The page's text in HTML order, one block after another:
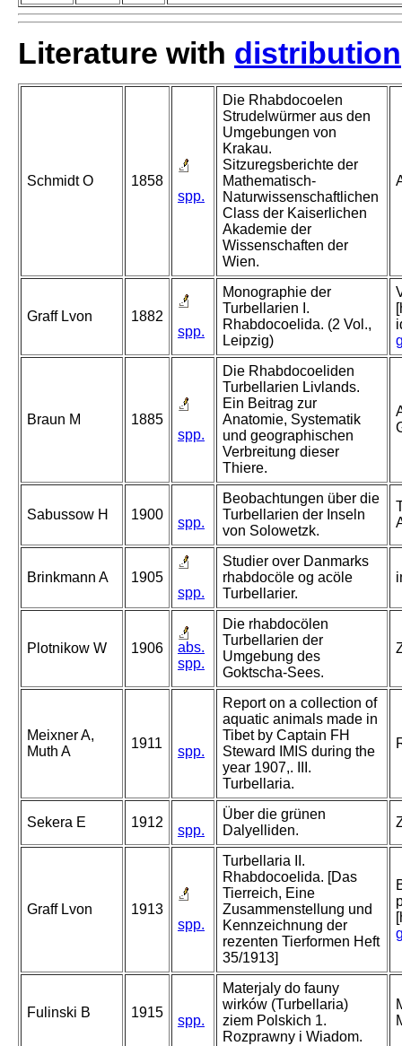
Literature with distribution
Schmidt O
1858
spp.
Die Rhabdocoelen
Strudelwürmer aus den
Umgebungen von
Krakau.
Sitzuregsberichte der
Mathematisch-
Naturwissenschaftlichen
Class der Kaiserlichen
Akademie der
Wissenschaften der
Wien.
Graff Lvon
1882
spp.
Monographie der
Turbellarien I.
Rhabdocoelida. (2 Vol.,
Leipzig)
Braun M
1885
spp.
Die Rhabdocoeliden
Turbellarien Livlands.
Ein Beitrag zur
Anatomie, Systematik
und geographischen
Verbreitung dieser
Thiere.
Sabussow H 1900
spp.
Beobachtungen über die
Turbellarien der Inseln
von Solowetzk.
Brinkmann A
1905
spp.
Studier over Danmarks
rhabdocöle og acöle
Turbellarier.
Plotnikow W 1906
abs.
spp.
Die rhabdocölen
Turbellarien der
Umgebung des
Goktscha-Sees.
Meixner A,
Muth A
1911
spp.
Report on a collection of
aquatic animals made in
Tibet by Captain FH
Steward IMIS during the
year 1907,. III.
Turbellaria.
Sekera E 1912
spp.
Über die grünen
Dalyelliden.
Graff Lvon
1913
spp.
Turbellaria II.
Rhabdocoelida. [Das
Tierreich, Eine
Zusammenstellung und
Kennzeichnung der
rezenten Tierformen Heft
35/1913]
Fulinski B 1915
spp.
Materjaly do fauny
wirków (Turbellaria)
ziem Polskich 1.
Rozprawny i Wiadom.